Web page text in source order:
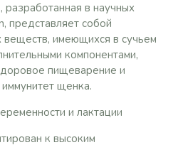
в научных
представляет собой
веществ, имеющихся в сучьем
компонентами,
пищеварение и
щенка.
и лактации
к высоким